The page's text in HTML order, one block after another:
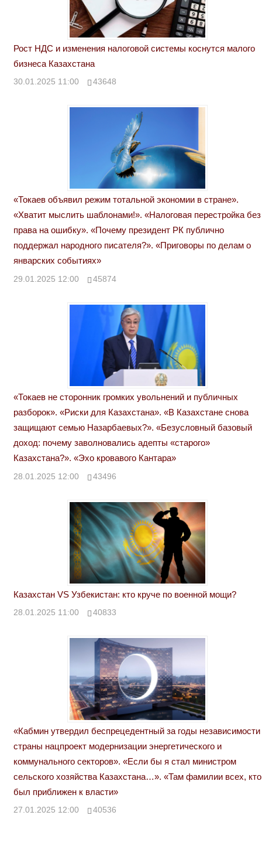
Рост НДС и изменения налоговой системы коснутся малого
бизнеса Казахстана
30.01.2025 11:00 43648
«Токаев объявил режим тотальной экономии в стране».
«Хватит мыслить шаблонами!». «Налоговая перестройка без
права на ошибку». «Почему президент РК публично
поддержал народного писателя?». «Приговоры по делам о
январских событиях»
29.01.2025 12:00 45874
«Токаев не сторонник громких увольнений и публичных
разборок». «Риски для Казахстана». «В Казахстане снова
защищают семью Назарбаевых?». «Безусловный базовый
доход: почему заволновались адепты «старого»
Казахстана?». «Эхо кровавого Кантара»
28.01.2025 12:00 43496
Казахстан VS Узбекистан: кто круче по военной мощи?
28.01.2025 11:00 40833
«Кабмин утвердил беспрецедентный за годы независимости
страны нацпроект модернизации энергетического и
коммунального секторов». «Если бы я стал министром
сельского хозяйства Казахстана…». «Там фамилии всех, кто
был приближен к власти»
27.01.2025 12:00 40536